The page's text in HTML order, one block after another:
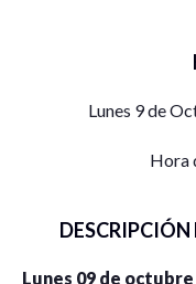
Lunes 9 de
Hora
Lunes 09 de octubre